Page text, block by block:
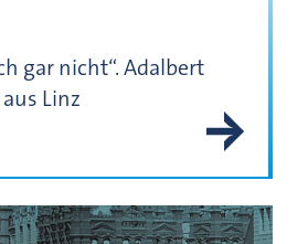
gar nicht“. Adalbert
Linz